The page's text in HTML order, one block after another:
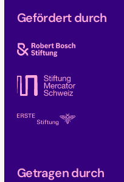
Gefördert durch
Getragen durch